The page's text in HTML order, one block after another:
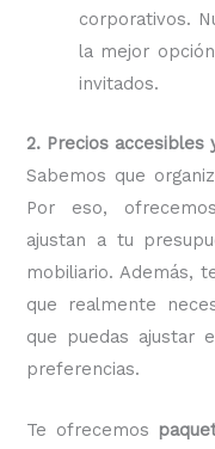
corporativos.
la mejor
invitados.
2. Precios accesibles
Sabemos que
Por eso,
ajustan a tu
mobiliario. Además,
que realmente
que puedas ajustar
preferencias.
Te ofrecemos